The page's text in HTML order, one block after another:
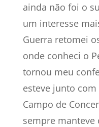
ainda não foi o
um interesse
Guerra retomei
onde conheci o
tornou meu
esteve junto
Campo de
sempre